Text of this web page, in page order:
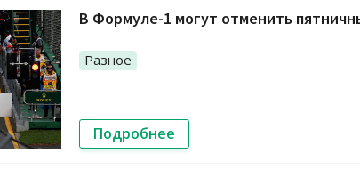
В Формуле-1 могут отменить
Разное
Подробнее